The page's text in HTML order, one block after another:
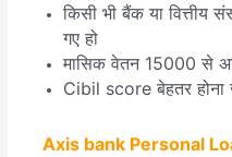
किसी भी बैंक या वित्तीय
गए हो
मासिक वेतन 15000 से
Cibil score बेहतर होना
Axis bank Personal